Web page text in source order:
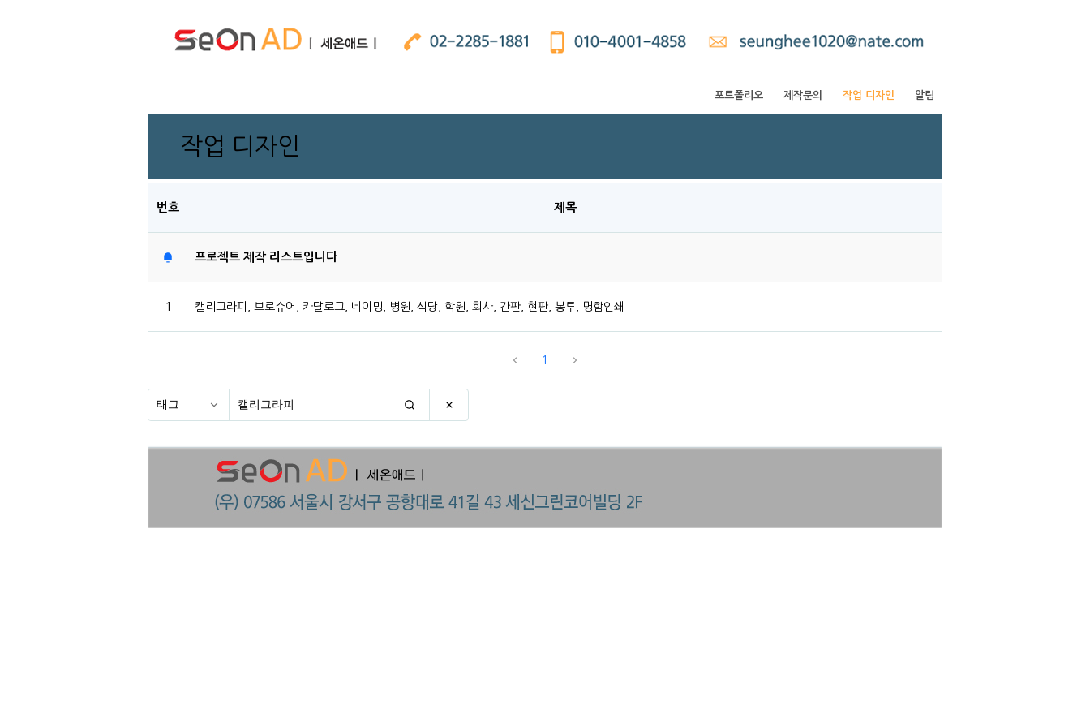
알림
작업 디자인
제작문의
포트폴리오
작업 디자인
번호 제목
프로젝트 제작 리스트입니다
1 캘리그라피, 브로슈어, 카달로그, 네이밍, 병원, 식당, 학원, 회사, 간판, 현판, 봉투, 명함인쇄
1